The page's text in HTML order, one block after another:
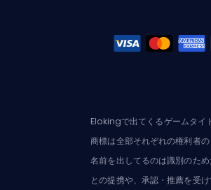
Elokingで出てくるゲームタイ
商標は全部それぞれの権利者
名前を出してるのは識別のた
との提携や、承認・推薦を受